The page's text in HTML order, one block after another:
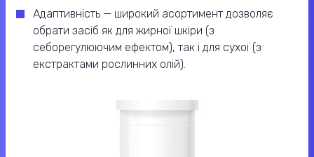
Адаптивність — широкий асортимент дозволяє
обрати засіб як для жирної шкіри (з
себорегулюючим ефектом), так і для сухої (з
екстрактами рослинних олій).